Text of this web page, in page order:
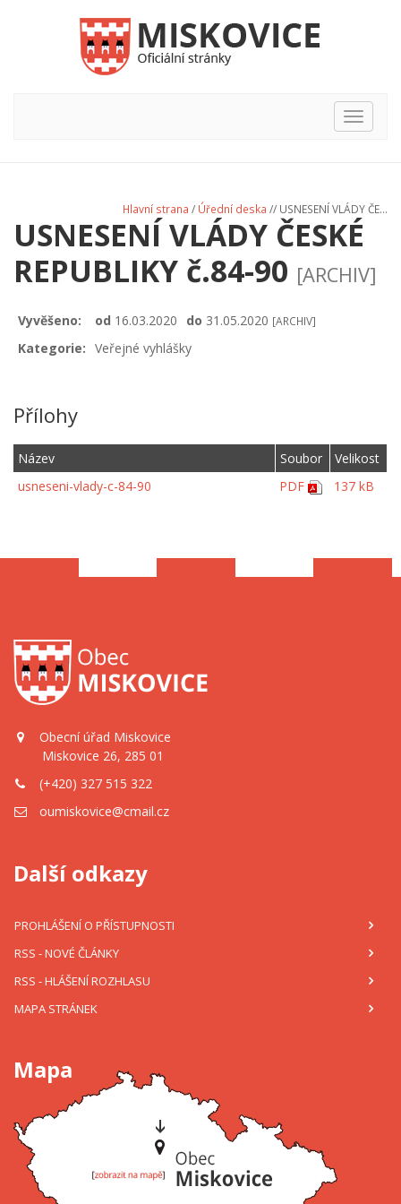
Hlavní
nabídka
Hlavní strana / Úřední deska // USNESENÍ VLÁDY ČE...
USNESENÍ VLÁDY ČESKÉ
REPUBLIKY č.84-90 [ARCHIV]
Vyvěšeno: od 16.03.2020 do 31.05.2020 [ARCHIV]
Kategorie: Veřejné vyhlášky
Přílohy
Název Soubor
Velikost
usneseni-vlady-c-84-90
PDF 137 kB
Obecní úřad Miskovice
Miskovice 26, 285 01
(+420) 327 515 322
oumiskovice@cmail.cz
Další odkazy
PROHLÁŠENÍ O PŘÍSTUPNOSTI
RSS - NOVÉ ČLÁNKY
RSS - HLÁŠENÍ ROZHLASU
MAPA STRÁNEK
Mapa